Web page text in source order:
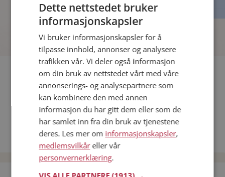
Fler single
Andre single fra Time
Kvinner fra Time
Date kvinner i Norge
Date menn i Norge
Dette nettstedet bruker
informasjonskapsler
Vi bruker informasjonskapsler for å
tilpasse innhold, annonser og analysere
trafikken vår. Vi deler også informasjon
om din bruk av nettstedet vårt med våre
annonserings- og analysepartnere som
kan kombinere den med annen
informasjon du har gitt dem eller som de
har samlet inn fra din bruk av tjenestene
deres. Les mer om informasjonskapsler,
medlemsvilkåreller vår
personvernerklæring.